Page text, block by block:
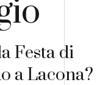
Festa di
a Lacona?